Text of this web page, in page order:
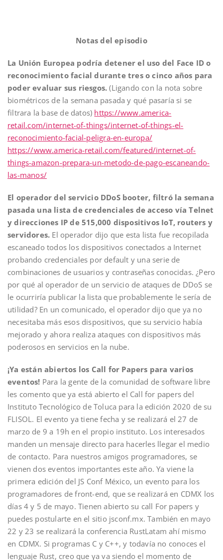
Notas del episodio
La Unión Europea podría detener el uso del Face ID o
reconocimiento facial durante tres o cinco años para
poder evaluar sus riesgos. (Ligando con la nota sobre
biométricos de la semana pasada y qué pasaría si se
filtrara la base de datos) https://www.america-
retail.com/internet-of-things/internet-of-things-el-
reconocimiento-facial-peligra-en-europa/
https://www.america-retail.com/featured/internet-of-
things-amazon-prepara-un-metodo-de-pago-escaneando-
las-manos/
El operador del servicio DDoS booter, filtró la semana
pasada una lista de credenciales de acceso vía Telnet
y direcciones IP de 515,000 dispositivos IoT, routers y
servidores. El operador dijo que esta lista fue recopilada
escaneado todos los dispositivos conectados a Internet
probando credenciales por default y una serie de
combinaciones de usuarios y contraseñas conocidas. ¿Pero
por qué al operador de un servicio de ataques de DDoS se
le ocurriría publicar la lista que probablemente le sería de
utilidad? En un comunicado, el operador dijo que ya no
necesitaba más esos dispositivos, que su servicio había
mejorado y ahora realiza ataques con dispositivos más
poderosos en servicios en la nube.
¡Ya están abiertos los Call for Papers para varios
eventos! Para la gente de la comunidad de software libre
les comento que ya está abierto el Call for papers del
Instituto Tecnológico de Toluca para la edición 2020 de su
FLISOL. El evento ya tiene fecha y se realizará el 27 de
marzo de 9 a 19h en el propio instituto. Los interesados
manden un mensaje directo para hacerles llegar el medio
de contacto. Para nuestros amigos programadores, se
vienen dos eventos importantes este año. Ya viene la
primera edición del JS Conf México, un evento para los
programadores de front-end, que se realizará en CDMX los
días 4 y 5 de mayo. Tienen abierto su call For papers y
puedes postularte en el sitio jsconf.mx. También en mayo
22 y 23 se realizará la conferencia RustLatam ahí mismo
en CDMX. Si programas C y C++, y todavía no conoces el
lenguaje Rust, creo que ya va siendo el momento de